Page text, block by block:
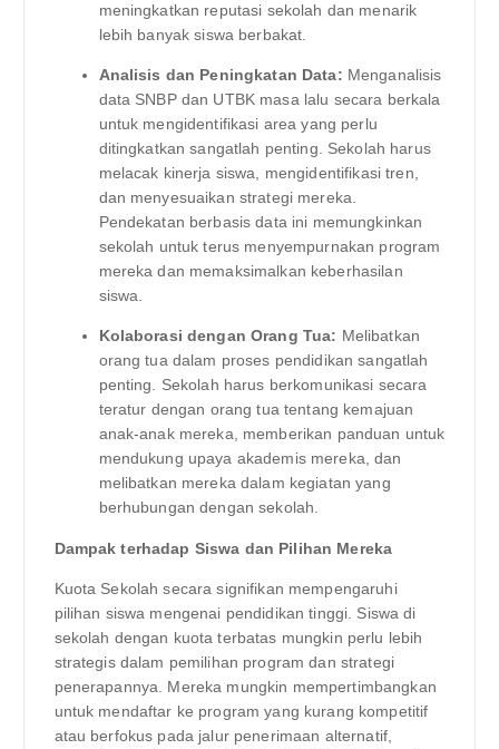
meningkatkan reputasi sekolah dan menarik
lebih banyak siswa berbakat.
Analisis dan Peningkatan Data: Menganalisis
data SNBP dan UTBK masa lalu secara berkala
untuk mengidentifikasi area yang perlu
ditingkatkan sangatlah penting. Sekolah harus
melacak kinerja siswa, mengidentifikasi tren,
dan menyesuaikan strategi mereka.
Pendekatan berbasis data ini memungkinkan
sekolah untuk terus menyempurnakan program
mereka dan memaksimalkan keberhasilan
siswa.
Kolaborasi dengan Orang Tua: Melibatkan
orang tua dalam proses pendidikan sangatlah
penting. Sekolah harus berkomunikasi secara
teratur dengan orang tua tentang kemajuan
anak-anak mereka, memberikan panduan untuk
mendukung upaya akademis mereka, dan
melibatkan mereka dalam kegiatan yang
berhubungan dengan sekolah.
Dampak terhadap Siswa dan Pilihan Mereka
Kuota Sekolah secara signifikan mempengaruhi
pilihan siswa mengenai pendidikan tinggi. Siswa di
sekolah dengan kuota terbatas mungkin perlu lebih
strategis dalam pemilihan program dan strategi
penerapannya. Mereka mungkin mempertimbangkan
untuk mendaftar ke program yang kurang kompetitif
atau berfokus pada jalur penerimaan alternatif,